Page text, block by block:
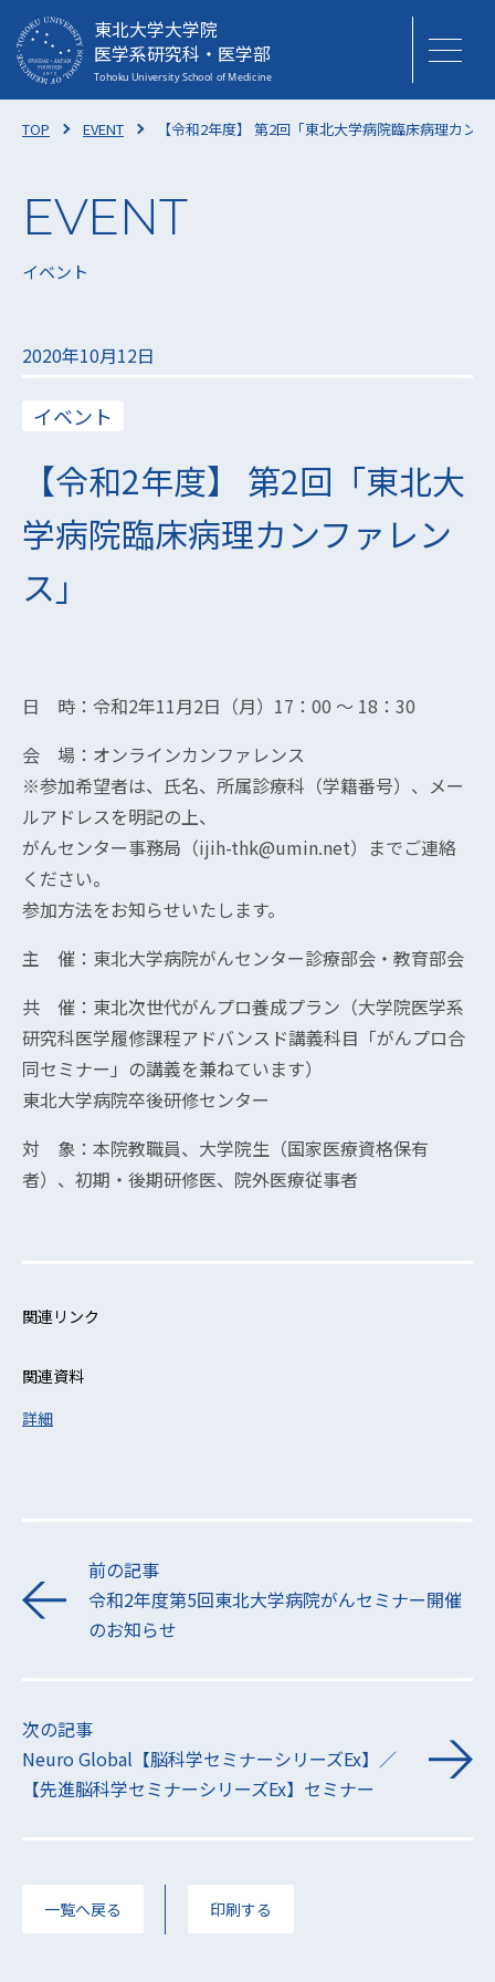
東北大学大学院
医学系研究科・医学部
TOP EVENT 【令和2年度】 第2回「東北大学病院臨床病理カン
イベント
2020年10月12日
イベント
【令和2年度】 第2回「東北大
学病院臨床病理カンファレン
ス」
日 時：令和2年11月2日（月）17：00 ～ 18：30
会 場：オンラインカンファレンス
※参加希望者は、氏名、所属診療科（学籍番号）、メー
ルアドレスを明記の上、
がんセンター事務局（ijih-thk@umin.net）までご連絡
ください。
参加方法をお知らせいたします。
主 催：東北大学病院がんセンター診療部会・教育部会
共 催：東北次世代がんプロ養成プラン（大学院医学系
研究科医学履修課程アドバンスド講義科目「がんプロ合
同セミナー」の講義を兼ねています）
東北大学病院卒後研修センター
対 象：本院教職員、大学院生（国家医療資格保有
者）、初期・後期研修医、院外医療従事者
関連リンク
関連資料
詳細
前の記事
令和2年度第5回東北大学病院がんセミナー開催
のお知らせ
次の記事
Neuro Global【脳科学セミナーシリーズEx】／
【先進脳科学セミナーシリーズEx】セミナー
一覧へ戻る 印刷する